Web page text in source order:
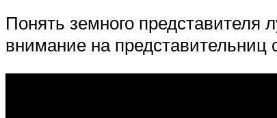
Понять земного представителя
внимание на представительниц